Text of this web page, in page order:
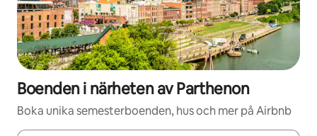
Boenden i närheten av Parthenon
Boka unika semesterboenden, hus och mer på Airbnb